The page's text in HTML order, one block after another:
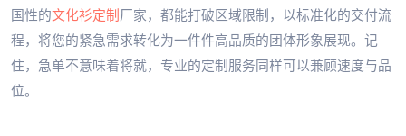
国性的文化衫定制厂家，都能打破区域限制，以标准化的交付流
程，将您的紧急需求转化为一件件高品质的团体形象展现。记
住，急单不意味着将就，专业的定制服务同样可以兼顾速度与品
位。